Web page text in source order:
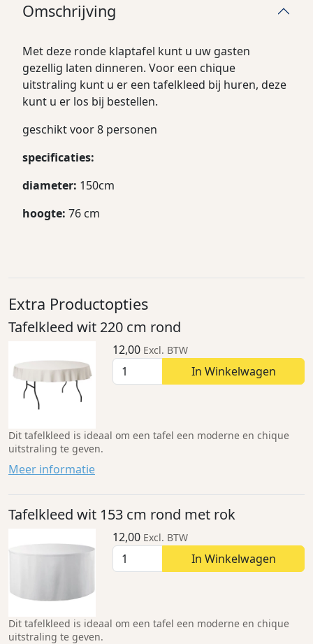
Omschrijving
Met deze ronde klaptafel kunt u uw gasten
gezellig laten dinneren. Voor een chique
uitstraling kunt u er een tafelkleed bij huren, deze
kunt u er los bij bestellen.
geschikt voor 8 personen
specificaties:
diameter: 150cm
hoogte: 76 cm
Extra Productopties
Tafelkleed wit 220 cm rond
12,00 Excl. BTW
In Winkelwagen
Dit tafelkleed is ideaal om een tafel een moderne en chique
uitstraling te geven.
Meer informatie
Tafelkleed wit 153 cm rond met rok
12,00 Excl. BTW
In Winkelwagen
Dit tafelkleed is ideaal om een tafel een moderne en chique
uitstraling te geven.